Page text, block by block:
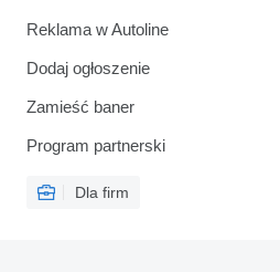
Reklama w Autoline
Dodaj ogłoszenie
Zamieść baner
Program partnerski
Dla firm